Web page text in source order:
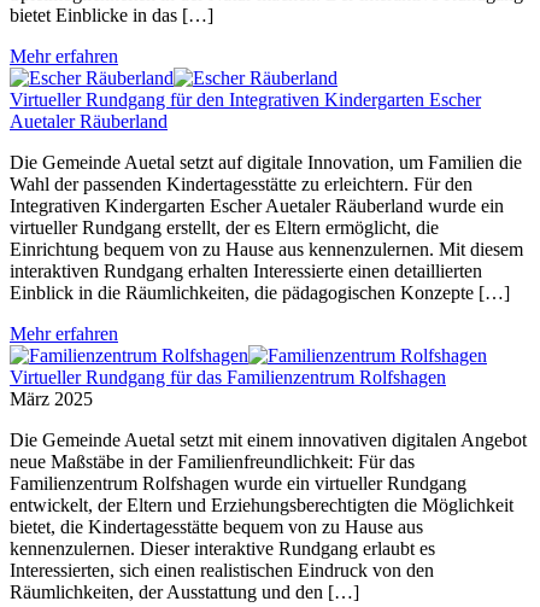
bietet Einblicke in das […]
Mehr erfahren
Virtueller Rundgang für den Integrativen Kindergarten Escher
Auetaler Räuberland
Die Gemeinde Auetal setzt auf digitale Innovation, um Familien die
Wahl der passenden Kindertagesstätte zu erleichtern. Für den
Integrativen Kindergarten Escher Auetaler Räuberland wurde ein
virtueller Rundgang erstellt, der es Eltern ermöglicht, die
Einrichtung bequem von zu Hause aus kennenzulernen. Mit diesem
interaktiven Rundgang erhalten Interessierte einen detaillierten
Einblick in die Räumlichkeiten, die pädagogischen Konzepte […]
Mehr erfahren
Virtueller Rundgang für das Familienzentrum Rolfshagen
März 2025
Die Gemeinde Auetal setzt mit einem innovativen digitalen Angebot
neue Maßstäbe in der Familienfreundlichkeit: Für das
Familienzentrum Rolfshagen wurde ein virtueller Rundgang
entwickelt, der Eltern und Erziehungsberechtigten die Möglichkeit
bietet, die Kindertagesstätte bequem von zu Hause aus
kennenzulernen. Dieser interaktive Rundgang erlaubt es
Interessierten, sich einen realistischen Eindruck von den
Räumlichkeiten, der Ausstattung und den […]